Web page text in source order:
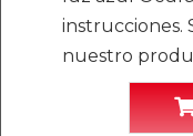
instrucciones.
nuestro